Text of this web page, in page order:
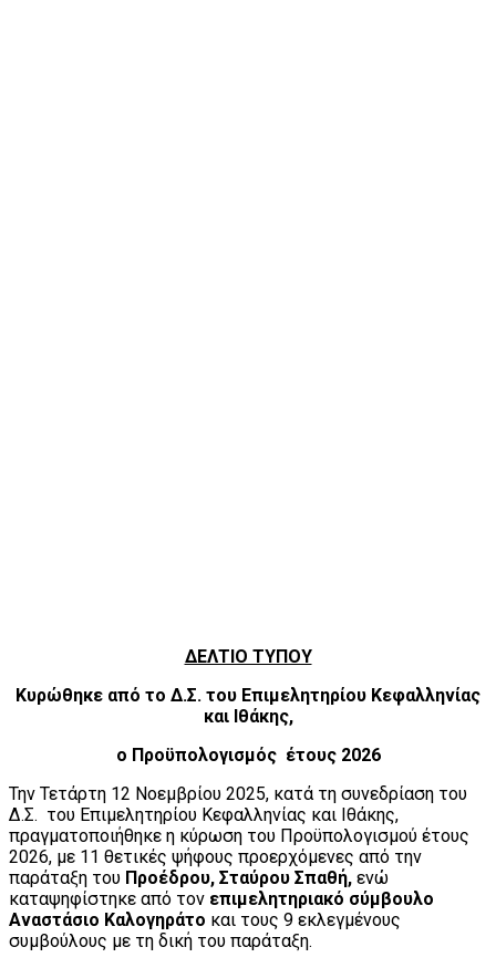
ΔΕΛΤΙΟ ΤΥΠΟΥ
Κυρώθηκε από το Δ.Σ. του Επιμελητηρίου Κεφαλληνίας
και Ιθάκης,
ο Προϋπολογισμός έτους 2026
Την Τετάρτη 12 Νοεμβρίου 2025, κατά τη συνεδρίαση του
Δ.Σ. του Επιμελητηρίου Κεφαλληνίας και Ιθάκης,
πραγματοποιήθηκε η κύρωση του Προϋπολογισμού έτους
2026, με 11 θετικές ψήφους προερχόμενες από την
παράταξη του Προέδρου, Σταύρου Σπαθή, ενώ
καταψηφίστηκε από τον επιμελητηριακό σύμβουλο
Αναστάσιο Καλογηράτο και τους 9 εκλεγμένους
συμβούλους με τη δική του παράταξη.